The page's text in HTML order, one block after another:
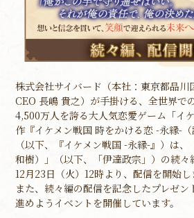
株式会社サイバード（本社：東京都品
CEO 長嶋 貴之）が手掛ける、全世界で
4,500万人を誇る大人気恋愛ゲーム「イ
作『イケメン戦国 時をかける恋 -永縁-（
（以下、『イケメン戦国 -永縁-』）は
和樹）」（以下、「伊達政宗」）の続
12月23日（火）12時より、配信を開始し
また、続々編の配信を記念したプレゼ
進めようイベントを開催しています。